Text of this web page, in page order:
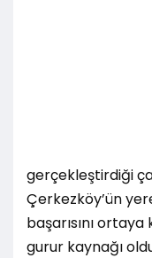
gerçekleştirdiği
Çerkezköy’ün
başarısını
gurur kaynağı